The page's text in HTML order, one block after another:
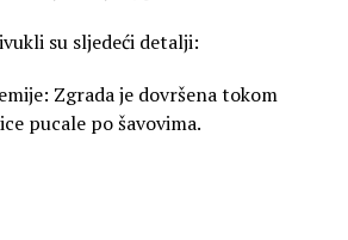
su sljedeći detalji:
Zgrada je dovršena tokom
pucale po šavovima.